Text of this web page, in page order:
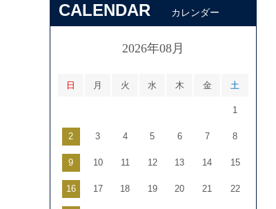
CALENDAR カレンダー
2026年08月
日 月 火 水 木 金 土
1
2 3 4 5 6 7 8
9 10 11 12 13 14 15
16 17 18 19 20 21 22